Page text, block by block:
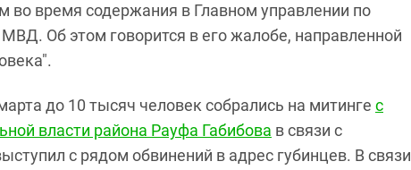
во время содержания в Главном управлении по
Об этом говорится в его жалобе, направленной
до 10 тысяч человек собрались на митинге с
власти района Рауфа Габибова в связи с
с рядом обвинений в адрес губинцев. В связи